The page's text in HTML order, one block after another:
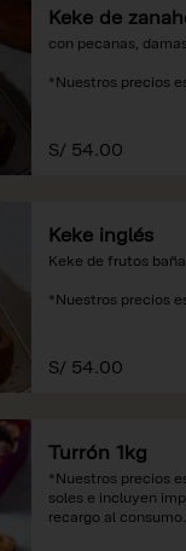
Keke de
con pecanas,
*Nuestros precios
S/ 54.00
Keke inglés
Keke de frutos
*Nuestros precios
S/ 54.00
Turrón 1kg
*Nuestros precios
soles e incluyen
recargo al consumo.